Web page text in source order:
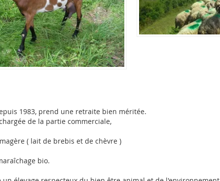
1983, prend une retraite bien méritée.
de la partie commerciale,
( lait de brebis et de chèvre )
bio.